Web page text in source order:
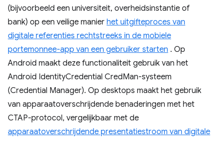
(bijvoorbeeld een universiteit, overheidsinstantie of
bank) op een veilige manier het uitgifteproces van
digitale referenties rechtstreeks in de mobiele
portemonnee-app van een gebruiker starten . Op
Android maakt deze functionaliteit gebruik van het
Android IdentityCredential CredMan-systeem
(Credential Manager). Op desktops maakt het gebruik
van apparaatoverschrijdende benaderingen met het
CTAP-protocol, vergelijkbaar met de
apparaatoverschrijdende presentatiestroom van digitale